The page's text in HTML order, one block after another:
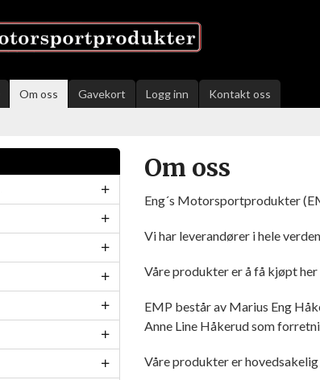
Om oss Gavekort Logg inn Kontakt oss
Om oss
Eng´s Motorsportprodukter
Vi har leverandører i hele
Våre produkter er å få kjøpt
EMP består av Marius Eng
Anne Line Håkerud som
Våre produkter er